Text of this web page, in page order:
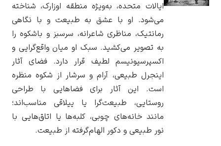
یوهانس فرمیر
پرفروش‌ترین
تابلوها
ایالات متحده، به‌ویژه منطقه اوزارک، شناخته
می‌شود. او با عشق به طبیعت و با نگاهی
رمانتیک، مناظری شاعرانه، سرسبز و باشکوه را
به تصویر می‌کشید. سبک او میان واقع‌گرایی و
اکسپرسیونیسم لطیف قرار دارد. فضای آثار
اینجرل طبیعی، آرام و سرشار از شکوه منظره
است. این آثار برای فضاهایی با طراحی
روستایی، طبیعت‌گرا یا ییلاقی مناسب‌اند؛
مانند خانه‌های چوبی، کلبه‌ها یا اتاق‌هایی با
نور طبیعی و دکور الهام‌گرفته از طبیعت.